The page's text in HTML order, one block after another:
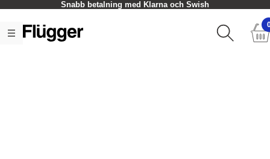
Snabb betalning med Klarna och Swish